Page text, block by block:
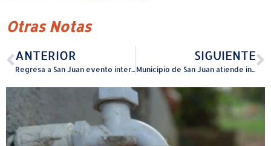
Otras Notas
ANTERIOR
Regresa a San Juan evento internacional de videojuegos
SIGUIENTE
Municipio de San Juan atiende incendio en establecimiento de la calle San Francisco sin heridos